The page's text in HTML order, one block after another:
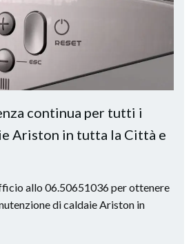
continua per tutti i
Ariston in tutta la Città e
allo 06.50651036 per ottenere
di caldaie Ariston in